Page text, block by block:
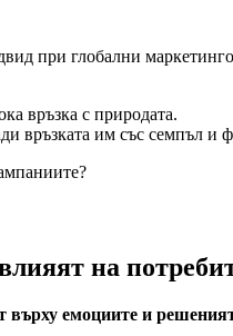
при глобални
връзка с природата.
връзката им със семпъл
на
върху емоциите и